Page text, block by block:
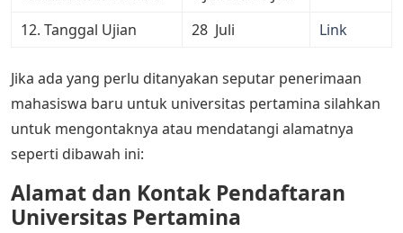
12. Tanggal Ujian
28 Juli Link
Jika ada yang perlu ditanyakan seputar penerimaan
mahasiswa baru untuk universitas pertamina silahkan
untuk mengontaknya atau mendatangi alamatnya
seperti dibawah ini:
Alamat dan Kontak Pendaftaran
Universitas Pertamina